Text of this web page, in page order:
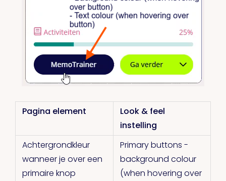
Pagina element
Look & feel
instelling
Achtergrondkleur
wanneer je over een
primaire knop
Primary buttons -
background colour
(when hovering over